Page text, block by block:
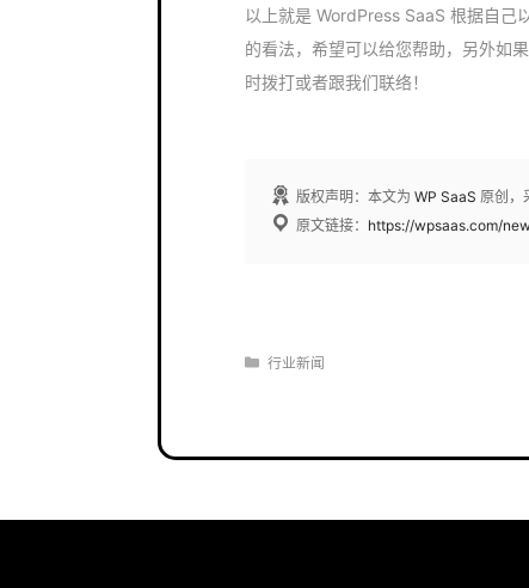
以上就是 WordPress SaaS 根据自己
的看法，希望可以给您帮助，另外如
时拨打或者跟我们联络！
版权声明：本文为 WP SaaS 原创，
原文链接： https://wpsaas.com/
分
行业新闻